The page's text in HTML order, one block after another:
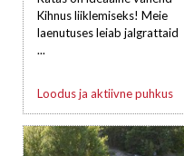
Kihnus liiklemiseks! Meie
laenutuses leiab jalgrattaid
...
Loodus ja aktiivne puhkus